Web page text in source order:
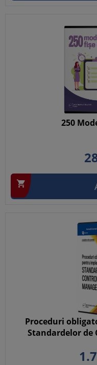
250

Proceduri
Standardelor